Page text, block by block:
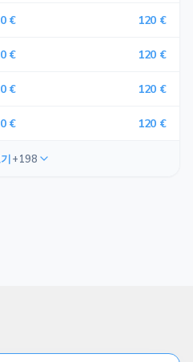
€ 120 €
€ 120 €
€ 120 €
€ 120 €
+198